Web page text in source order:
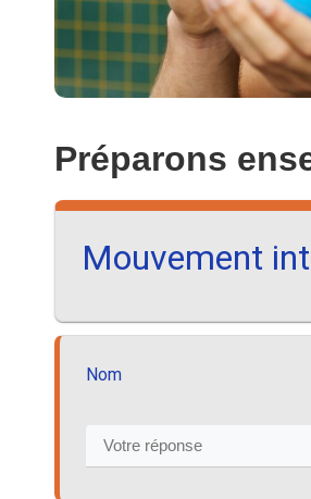
Préparons
Mouvement
Nom